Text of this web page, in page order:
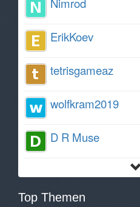
ErikKoev
tetrisgameaz
wolfkram2019
D R Muse
Top Themen